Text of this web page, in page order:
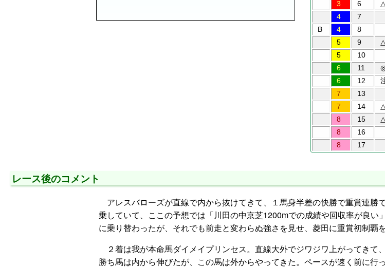
3
6 △
4
7
B
4 8
5
9 △
5
10
6
11
6
12
7
13
7
14 △
8
15 △
8
16
8
17
レース後のコメント
アレスバローズが直線で内から抜けてきて、１馬身半差の快勝で重賞連勝
乗していて、ここの予想では「川田の中京芝1200mでの成績や回収率が良
に乗り替わったが、それでも前走と変わらぬ強さを見せ、菱田に重賞初制覇
２着は我が本命馬ダイメイプリンセス。直線大外でジワジワ上がってきて
勝ち馬は内から伸びたが、この馬は外からやってきた。ペースが速く前に